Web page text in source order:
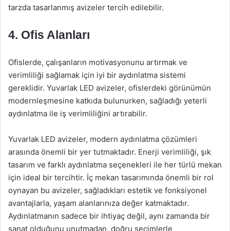
tarzda tasarlanmış avizeler tercih edilebilir.
4. Ofis Alanları
Ofislerde, çalışanların motivasyonunu artırmak ve
verimliliği sağlamak için iyi bir aydınlatma sistemi
gereklidir. Yuvarlak LED avizeler, ofislerdeki görünümün
modernleşmesine katkıda bulunurken, sağladığı yeterli
aydınlatma ile iş verimliliğini artırabilir.
Yuvarlak LED avizeler, modern aydınlatma çözümleri
arasında önemli bir yer tutmaktadır. Enerji verimliliği, şık
tasarım ve farklı aydınlatma seçenekleri ile her türlü mekan
için ideal bir tercihtir. İç mekan tasarımında önemli bir rol
oynayan bu avizeler, sağladıkları estetik ve fonksiyonel
avantajlarla, yaşam alanlarınıza değer katmaktadır.
Aydınlatmanın sadece bir ihtiyaç değil, aynı zamanda bir
sanat olduğunu unutmadan, doğru seçimlerle